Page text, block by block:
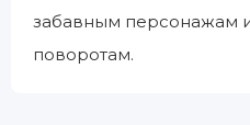
забавным персонажам
поворотам.